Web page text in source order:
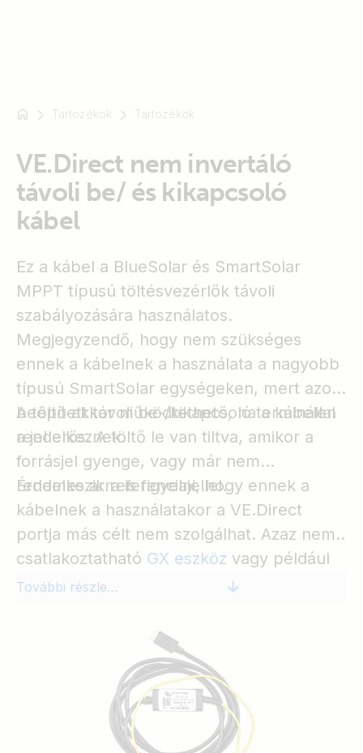
Például
Multiplus-
Orion
Tartozékok Tartozékok
VE.Direct nem invertáló
távoli be/ és kikapcsoló
kábel
Ez a kábel a BlueSolar és SmartSolar
MPPT típusú töltésvezérlők távoli
szabályozására használatos.
Megjegyzendő, hogy nem szükséges
ennek a kábelnek a használata a nagyobb
típusú SmartSolar egységeken, mert azok
beépített távoli be-/kikapcsoló terminállal
rendelkeznek.
A töltő akkor működtethető, ha a kábelen
a jel erős. A töltő le van tiltva, amikor a
forrásjel gyenge, vagy már nem
rendelkezik referenciajellel.
Érdemes arra is figyelni, hogy ennek a
kábelnek a használatakor a VE.Direct
portja más célt nem szolgálhat. Azaz nem
csatlakoztatható GX eszköz vagy például
VE.Direct Bluetooth Smart dongle
További részletek